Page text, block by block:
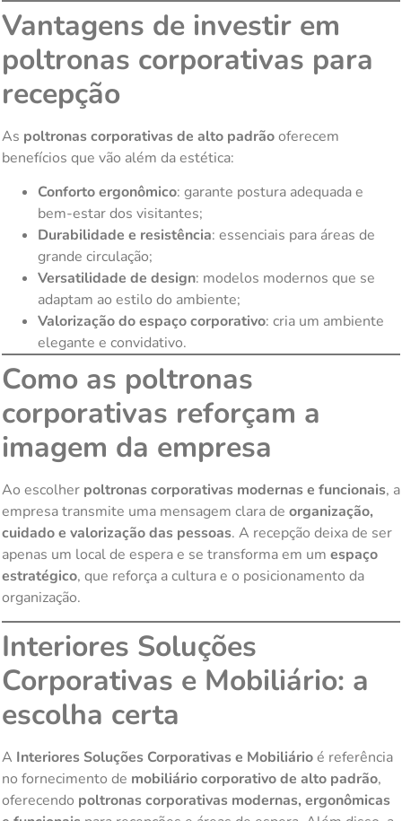
Vantagens de investir em
poltronas corporativas para
recepção
As poltronas corporativas de alto padrãooferecem
benefícios que vão além da estética:
Conforto ergonômico: garante postura adequada e
bem-estar dos visitantes;
Durabilidade e resistência: essenciais para áreas de
grande circulação;
Versatilidade de design: modelos modernos que se
adaptam ao estilo do ambiente;
Valorização do espaço corporativo: cria um ambiente
elegante e convidativo.
Como as poltronas
corporativas reforçam a
imagem da empresa
Ao escolher poltronas corporativas modernas e funcionais, a
empresa transmite uma mensagem clara de organização,
cuidado e valorização das pessoas. A recepção deixa de ser
apenas um local de espera e se transforma em um espaço
estratégico, que reforça a cultura e o posicionamento da
organização.
Interiores Soluções
Corporativas e Mobiliário: a
escolha certa
A Interiores Soluções Corporativas e Mobiliárioé referência
no fornecimento de mobiliário corporativo de alto padrão,
oferecendo poltronas corporativas modernas, ergonômicas